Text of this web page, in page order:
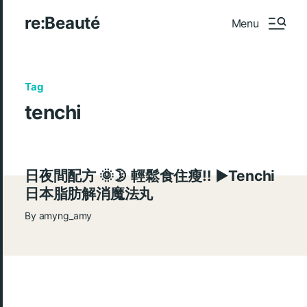
re:Beauté Menu
Tag
tenchi
日夜間配方 🌞🌛 輕鬆食住瘦‼️ ►Tenchi
日本脂肪解消魔法丸
By amyng_amy